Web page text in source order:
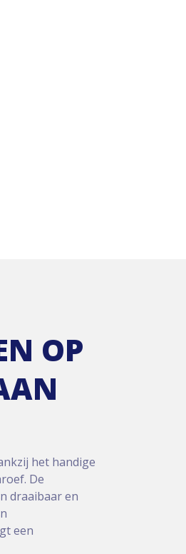
OP
het handige
De
draaibaar en
een